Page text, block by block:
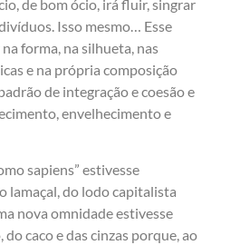
de bom ócio, irá fluir, singrar
Isso mesmo… Esse
forma, na silhueta, nas
e na própria composição
de integração e coesão e
envelhecimento e
sapiens” estivesse
lamaçal, do lodo capitalista
nova omnidade estivesse
caco e das cinzas porque, ao